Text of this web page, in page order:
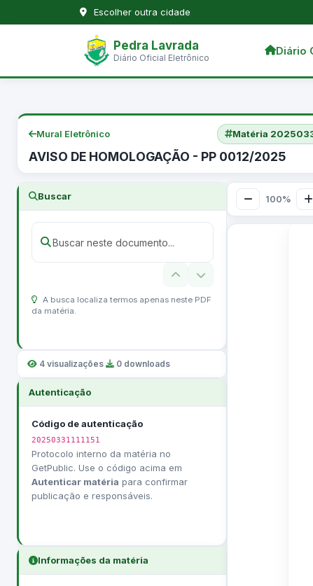
Escolher outra cidade
Pedra Lavrada
Diário Oficial Eletrônico
Diário
Mural Eletrônico Matéria
AVISO DE HOMOLOGAÇÃO - PP 0012/2025
Buscar
A busca localiza termos apenas neste PDF
da matéria.
4 visualizações 0 downloads
Autenticação
Código de autenticação
20250331111151
Protocolo interno da matéria no
GetPublic. Use o código acima em
Autenticar matéria para confirmar
publicação e responsáveis.
Informações da matéria
100%